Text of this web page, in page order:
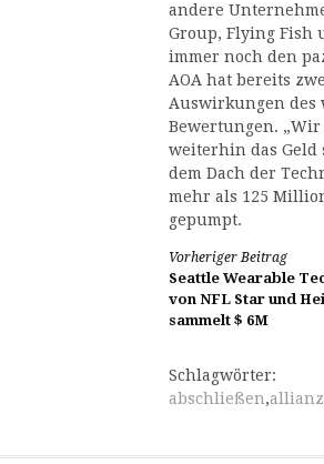
andere
Group, Flying Fish
immer noch den
AOA hat bereits
Auswirkungen des
Bewertungen.
weiterhin das Geld
dem Dach der
mehr als 125
gepumpt.
Vorheriger Beitrag
Seattle Wearable
von NFL Star und
sammelt $ 6M
Schlagwörter:
abschließen,allianz